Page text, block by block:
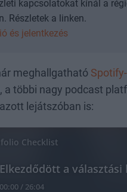
kapcsolatokat kínál a
Részletek a linken.
és jelentkezés
meghallgatható
, a többi nagy podcast
lejátszóban is: